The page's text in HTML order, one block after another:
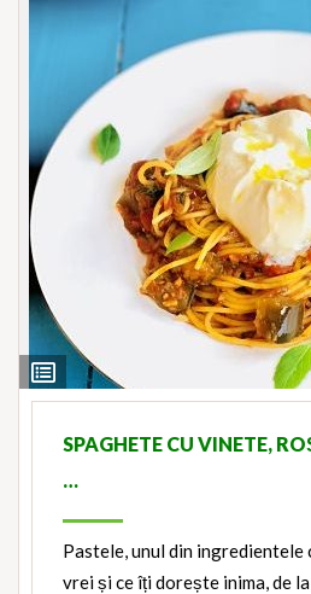
View
Ingredients
SPAGHETE CU VINETE,
…
Pastele, unul din ingredientele
vrei și ce îți dorește inima, de